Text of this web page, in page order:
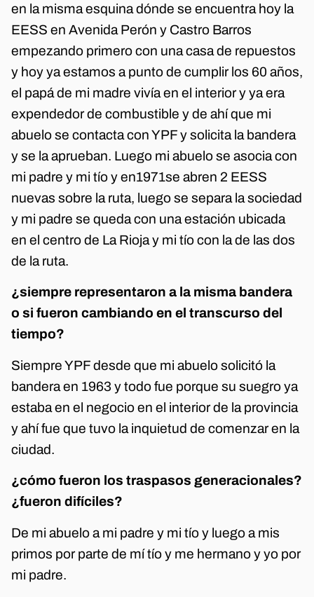
en la misma esquina dónde se encuentra hoy la
EESS en Avenida Perón y Castro Barros
empezando primero con una casa de repuestos
y hoy ya estamos a punto de cumplir los 60 años,
el papá de mi madre vivía en el interior y ya era
expendedor de combustible y de ahí que mi
abuelo se contacta con YPF y solicita la bandera
y se la aprueban. Luego mi abuelo se asocia con
mi padre y mi tío y en1971se abren 2 EESS
nuevas sobre la ruta, luego se separa la sociedad
y mi padre se queda con una estación ubicada
en el centro de La Rioja y mi tío con la de las dos
de la ruta.
¿siempre representaron a la misma bandera
o si fueron cambiando en el transcurso del
tiempo?
Siempre YPF desde que mi abuelo solicitó la
bandera en 1963 y todo fue porque su suegro ya
estaba en el negocio en el interior de la provincia
y ahí fue que tuvo la inquietud de comenzar en la
ciudad.
¿cómo fueron los traspasos generacionales?
¿fueron difíciles?
De mi abuelo a mi padre y mi tío y luego a mis
primos por parte de mí tío y me hermano y yo por
mi padre.